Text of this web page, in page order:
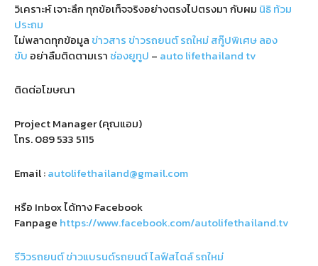
วิเคราะห์ เจาะลึก ทุกข้อเท็จจริงอย่างตรงไปตรงมา กับผม นิธิ ท้วม
ประถม
ไม่พลาดทุกข้อมูล ข่าวสาร ข่าวรถยนต์รถใหม่สกู๊ปพิเศษลอง
ขับ อย่าลืมติดตามเรา ช่องยูทูป – auto lifethailand tv
ติดต่อโฆษณา
Project Manager (คุณแอม)
โทร.089 533 5115
Email :autolifethailand@gmail.com
หรือ Inbox ได้ทาง Facebook
Fanpage https://www.facebook.com/autolifethailand.tv
รีวิวรถยนต์ข่าวแบรนด์รถยนต์ไลฟ์สไตล์รถใหม่